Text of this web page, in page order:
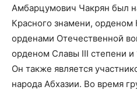
Амбарцумович Чакрян был
Красного знамени, орденом
орденами Отечественной
орденом Славы III степени и
Он также является
народа Абхазии. Во время